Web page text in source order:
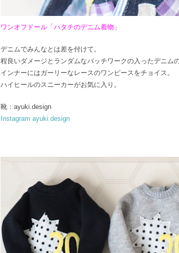
ワンオフドール「ハタチのデニム着物」
デニムでみんなとは差を付けて。
程良いダメージとランダムなパッチワークの入ったデニムの
インナーにはガーリーなレースのワンピースをチョイス。
ハイヒールのスニーカーがお気に入り。
靴：ayuki.design
Instagram ayuki.design